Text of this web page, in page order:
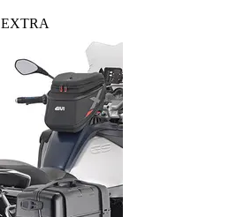
EXTRA